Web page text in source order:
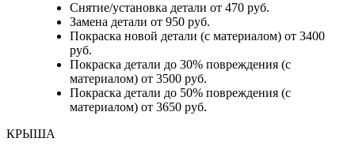
Снятие/установка детали от 470 руб.
Замена детали от 950 руб.
Покраска новой детали (с материалом) от 3400
руб.
Покраска детали до 30% повреждения (с
материалом) от 3500 руб.
Покраска детали до 50% повреждения (с
материалом) от 3650 руб.
КРЫША